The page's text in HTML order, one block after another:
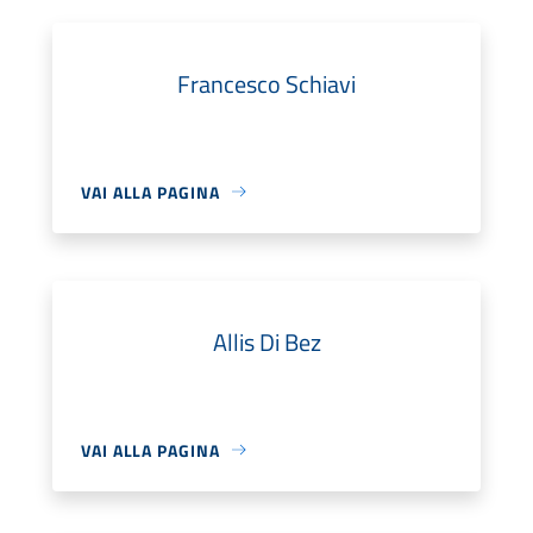
Francesco Schiavi
VAI ALLA PAGINA
Allis Di Bez
VAI ALLA PAGINA